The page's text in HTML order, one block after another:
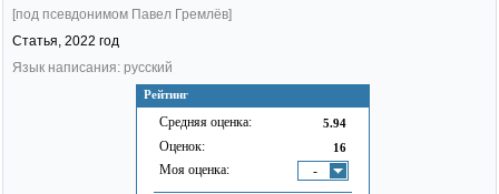
Рейтинг
Средняя оценка: 5.94
Оценок: 16
Моя оценка: -
[под псевдонимом Павел Гремлёв]
Статья, 2022 год
Язык написания: русский